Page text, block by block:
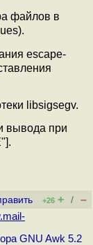
файлов в
escape-
libsigsegv.
вывода при
+26 + / –
GNU Awk 5.2